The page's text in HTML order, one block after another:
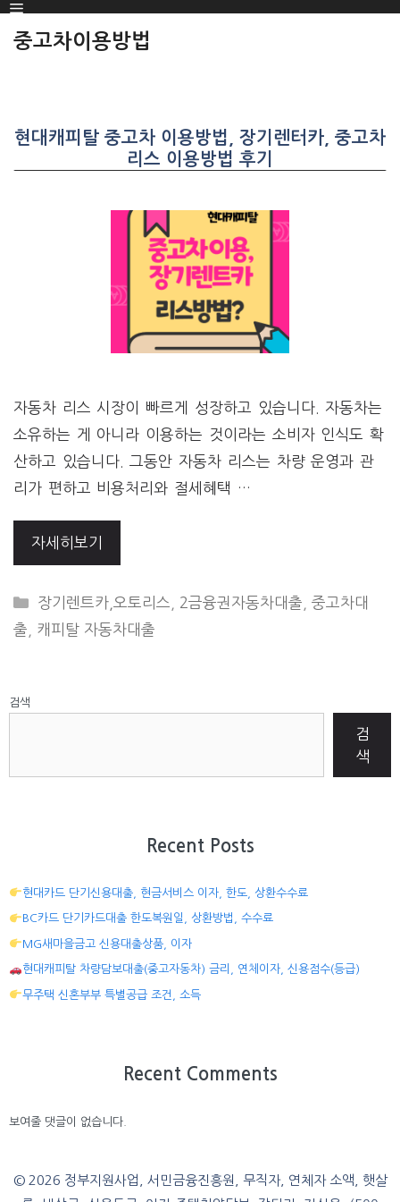
SKIP
TO
Menu
중고차이용방법
현대캐피탈 중고차 이용방법, 장기렌터카, 중고차
리스 이용방법 후기
자동차 리스 시장이 빠르게 성장하고 있습니다. 자동차는
소유하는 게 아니라 이용하는 것이라는 소비자 인식도 확
산하고 있습니다. 그동안 자동차 리스는 차량 운영과 관
리가 편하고 비용처리와 절세혜택 …
자세히보기
CATEGORIES
장기렌트카,오토리스 2금융권자동차대출 ,중고차대
출
캐피탈 자동차대출
검색
검
색
Recent Posts
현대카드 단기신용대출, 현금서비스 이자, 한도, 상환수수료
BC카드 단기카드대출 한도복원일, 상환방법, 수수료
MG새마을금고 신용대출상품, 이자
현대캐피탈 차량담보대출(중고자동차) 금리, 연체이자, 신용점수(등급)
무주택 신혼부부 특별공급 조건, 소득
Recent Comments
보여줄 댓글이 없습니다.
© 2026 정부지원사업, 서민금융진흥원, 무직자, 연체자 소액, 햇살